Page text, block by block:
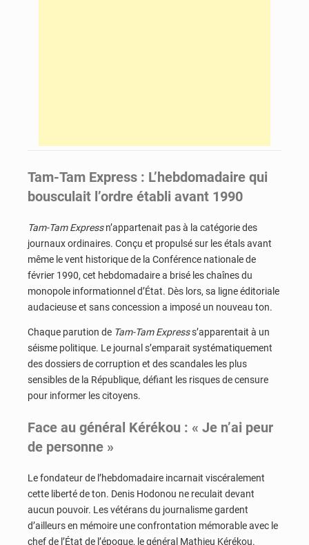
Tam-Tam Express : L’hebdomadaire qui
bousculait l’ordre établi avant 1990
Tam-Tam Expressn’appartenait pas à la catégorie des
journaux ordinaires. Conçu et propulsé sur les étals avant
même le vent historique de la Conférence nationale de
février 1990, cet hebdomadaire a brisé les chaînes du
monopole informationnel d’État. Dès lors, sa ligne éditoriale
audacieuse et sans concession a imposé un nouveau ton.
Chaque parution de Tam-Tam Expresss’apparentait à un
séisme politique. Le journal s’emparait systématiquement
des dossiers de corruption et des scandales les plus
sensibles de la République, défiant les risques de censure
pour informer les citoyens.
Face au général Kérékou : « Je n’ai peur
de personne »
Le fondateur de l’hebdomadaire incarnait viscéralement
cette liberté de ton. Denis Hodonou ne reculait devant
aucun pouvoir. Les vétérans du journalisme gardent
d’ailleurs en mémoire une confrontation mémorable avec le
chef de l’État de l’époque, le général Mathieu Kérékou.